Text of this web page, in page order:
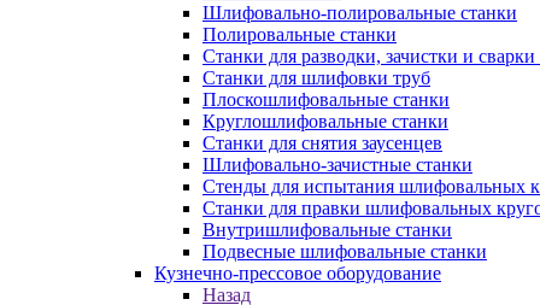
Шлифовально-полировальные станки
Полировальные станки
Станки для разводки, зачистки и сварки
Станки для шлифовки труб
Плоскошлифовальные станки
Круглошлифовальные станки
Станки для снятия заусенцев
Шлифовально-зачистные станки
Стенды для испытания шлифовальных
Станки для правки шлифовальных
Внутришлифовальные станки
Подвесные шлифовальные станки
Кузнечно-прессовое оборудование
Назад